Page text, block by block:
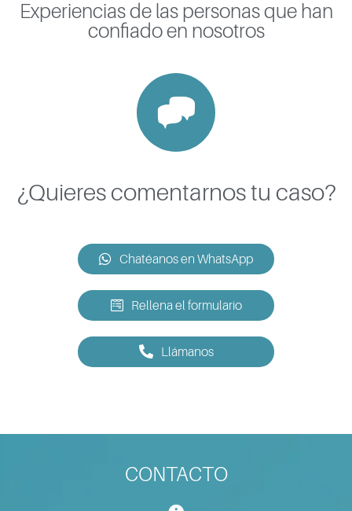
Experiencias de las personas que han
confiado en nosotros
¿Quieres comentarnos tu caso?
Chatéanos en WhatsApp
Rellena el formulario
Llámanos
CONTACTO